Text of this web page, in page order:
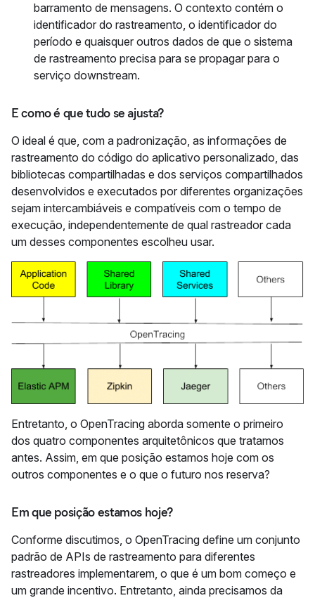
barramento de mensagens. O contexto contém o
identificador do rastreamento, o identificador do
período e quaisquer outros dados de que o sistema
de rastreamento precisa para se propagar para o
serviço downstream.
E como é que tudo se ajusta?
O ideal é que, com a padronização, as informações de
rastreamento do código do aplicativo personalizado, das
bibliotecas compartilhadas e dos serviços compartilhados
desenvolvidos e executados por diferentes organizações
sejam intercambiáveis e compatíveis com o tempo de
execução, independentemente de qual rastreador cada
um desses componentes escolheu usar.
Entretanto, o OpenTracing aborda somente o primeiro
dos quatro componentes arquitetônicos que tratamos
antes. Assim, em que posição estamos hoje com os
outros componentes e o que o futuro nos reserva?
Em que posição estamos hoje?
Conforme discutimos, o OpenTracing define um conjunto
padrão de APIs de rastreamento para diferentes
rastreadores implementarem, o que é um bom começo e
um grande incentivo. Entretanto, ainda precisamos da